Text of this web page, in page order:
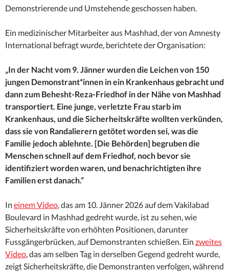
Demonstrierende und Umstehende geschossen haben.
Ein medizinischer Mitarbeiter aus Mashhad, der von Amnesty
International befragt wurde, berichtete der Organisation:
„In der Nacht vom 9. Jänner wurden die Leichen von 150
jungen Demonstrant*innen in ein Krankenhaus gebracht und
dann zum Behesht-Reza-Friedhof in der Nähe von Mashhad
transportiert. Eine junge, verletzte Frau starb im
Krankenhaus, und die Sicherheitskräfte wollten verkünden,
dass sie von Randalierern getötet worden sei, was die
Familie jedoch ablehnte. [Die Behörden] begruben die
Menschen schnell auf dem Friedhof, noch bevor sie
identifiziert worden waren, und benachrichtigten ihre
Familien erst danach.“
In einem Video, das am 10. Jänner 2026 auf dem Vakilabad
Boulevard in Mashhad gedreht wurde, ist zu sehen, wie
Sicherheitskräfte von erhöhten Positionen, darunter
Fussgängerbrücken, auf Demonstranten schießen. Ein zweites
Video, das am selben Tag in derselben Gegend gedreht wurde,
zeigt Sicherheitskräfte, die Demonstranten verfolgen, während